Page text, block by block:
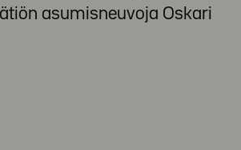
asumisneuvoja Oskari